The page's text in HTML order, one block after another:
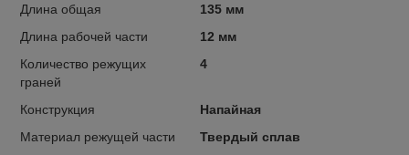
Длина общая
135 мм
Длина рабочей части
12 мм
Количество режущих
граней
4
Конструкция
Напайная
Материал режущей части
Твердый сплав